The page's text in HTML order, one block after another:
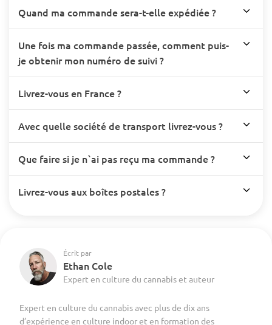
Quand ma commande sera-t-elle expédiée ?
Une fois ma commande passée, comment puis-
je obtenir mon numéro de suivi ?
Livrez-vous en France ?
Avec quelle société de transport livrez-vous ?
Que faire si je n`ai pas reçu ma commande ?
Livrez-vous aux boîtes postales ?
Écrit par
Ethan Cole
Expert en culture du cannabis et auteur
Expert en culture du cannabis avec plus de dix ans
d’expérience en culture indoor et en formation des